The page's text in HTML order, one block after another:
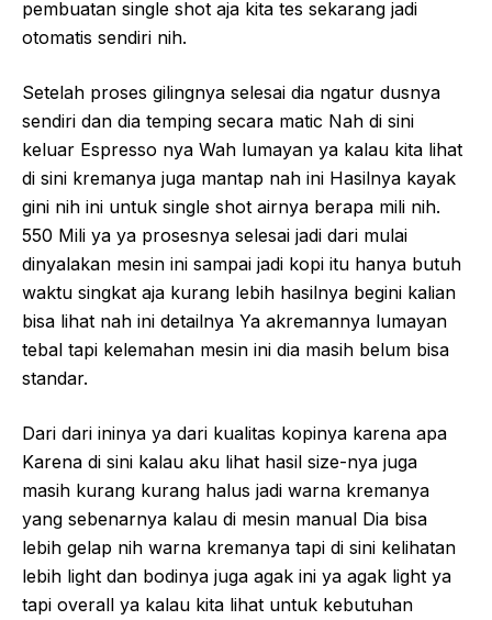
pembuatan single shot aja kita tes sekarang jadi
otomatis sendiri nih.
Setelah proses gilingnya selesai dia ngatur dusnya
sendiri dan dia temping secara matic Nah di sini
keluar Espresso nya Wah lumayan ya kalau kita lihat
di sini kremanya juga mantap nah ini Hasilnya kayak
gini nih ini untuk single shot airnya berapa mili nih.
550 Mili ya ya prosesnya selesai jadi dari mulai
dinyalakan mesin ini sampai jadi kopi itu hanya butuh
waktu singkat aja kurang lebih hasilnya begini kalian
bisa lihat nah ini detailnya Ya akremannya lumayan
tebal tapi kelemahan mesin ini dia masih belum bisa
standar.
Dari dari ininya ya dari kualitas kopinya karena apa
Karena di sini kalau aku lihat hasil size-nya juga
masih kurang kurang halus jadi warna kremanya
yang sebenarnya kalau di mesin manual Dia bisa
lebih gelap nih warna kremanya tapi di sini kelihatan
lebih light dan bodinya juga agak ini ya agak light ya
tapi overall ya kalau kita lihat untuk kebutuhan